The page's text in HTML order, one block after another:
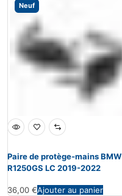
Neuf
Paire de protège-mains BMW
R1250GS LC 2019-2022
36,00 €Ajouter au panier